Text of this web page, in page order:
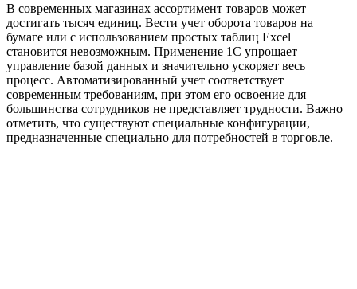
В современных магазинах ассортимент товаров может
достигать тысяч единиц. Вести учет оборота товаров на
бумаге или с использованием простых таблиц Excel
становится невозможным. Применение 1С упрощает
управление базой данных и значительно ускоряет весь
процесс. Автоматизированный учет соответствует
современным требованиям, при этом его освоение для
большинства сотрудников не представляет трудности. Важно
отметить, что существуют специальные конфигурации,
предназначенные специально для потребностей в торговле.